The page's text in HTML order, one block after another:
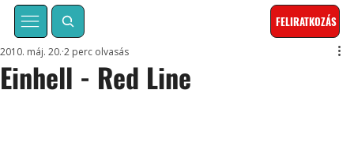
FELIRATKOZÁS
Einhell - Red Line
2010. máj. 20. 2 perc olvasás